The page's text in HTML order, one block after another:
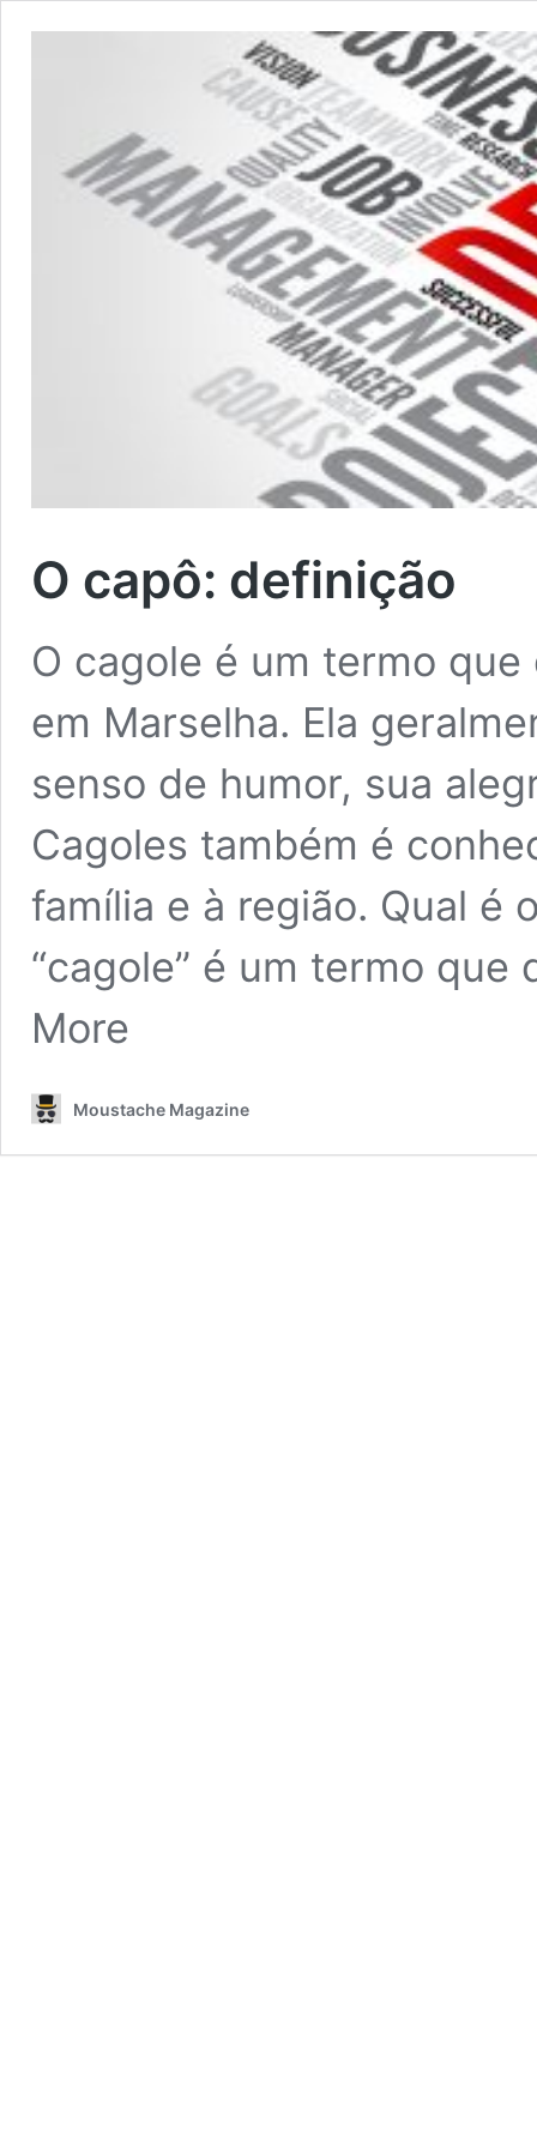
O capô: definição
O cagole é um termo
em Marselha. Ela
senso de humor, sua
Cagoles também é
família e à região. Qual é
“cagole” é um termo
More
Moustache Magazine